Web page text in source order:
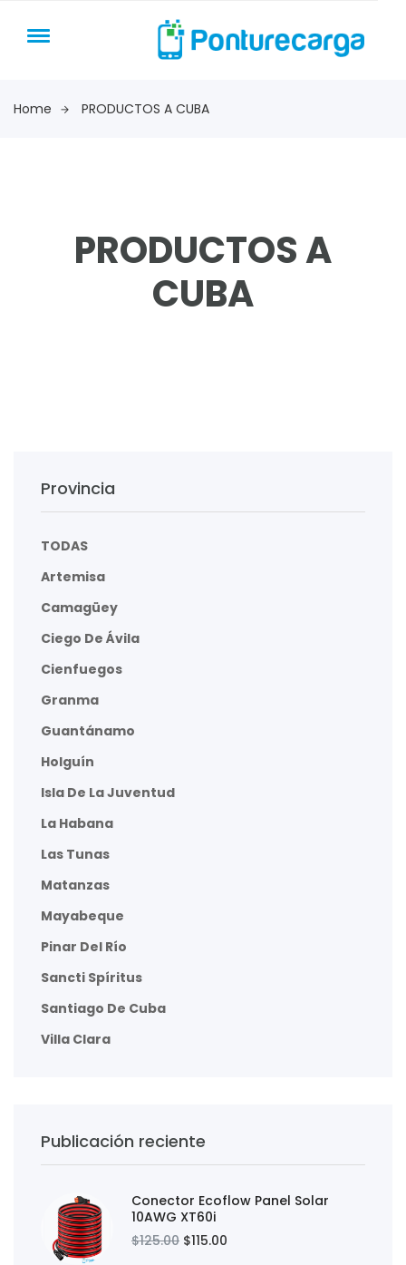
Home PRODUCTOS A CUBA
PRODUCTOS A
CUBA
Provincia
TODAS
Artemisa
Camagüey
Ciego De Ávila
Cienfuegos
Granma
Guantánamo
Holguín
Isla De La Juventud
La Habana
Las Tunas
Matanzas
Mayabeque
Pinar Del Río
Sancti Spíritus
Santiago De Cuba
Villa Clara
Publicación reciente
Conector Ecoflow Panel Solar
10AWG XT60i
$125.00 $115.00